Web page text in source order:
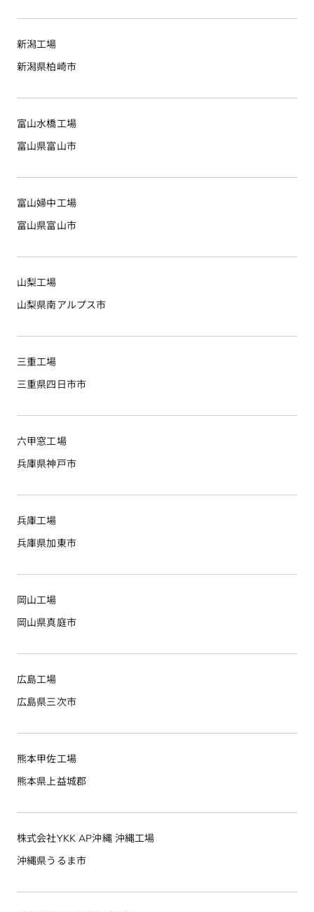
新潟工場
新潟県柏崎市
富山水橋工場
富山県富山市
富山婦中工場
富山県富山市
山梨工場
山梨県南アルプス市
三重工場
三重県四日市市
六甲窓工場
兵庫県神戸市
兵庫工場
兵庫県加東市
岡山工場
岡山県真庭市
広島工場
広島県三次市
熊本甲佐工場
熊本県上益城郡
株式会社YKK AP沖縄 沖縄工場
沖縄県うるま市